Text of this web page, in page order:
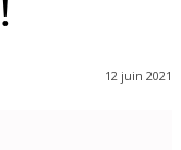
12 juin 2021